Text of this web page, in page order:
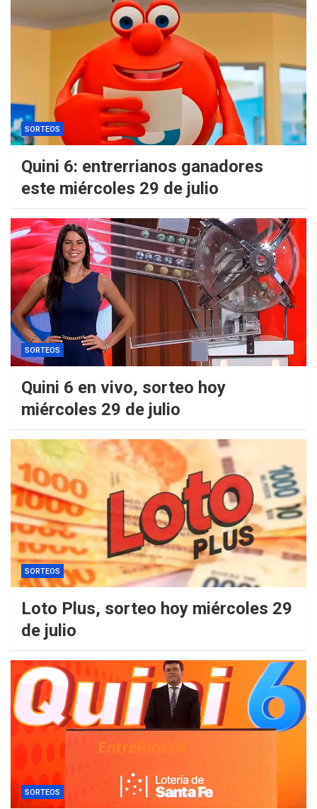
SORTEOS
Quini 6: entrerrianos ganadores
este miércoles 29 de julio
SORTEOS
Quini 6 en vivo, sorteo hoy
miércoles 29 de julio
SORTEOS
Loto Plus, sorteo hoy miércoles 29
de julio
SORTEOS